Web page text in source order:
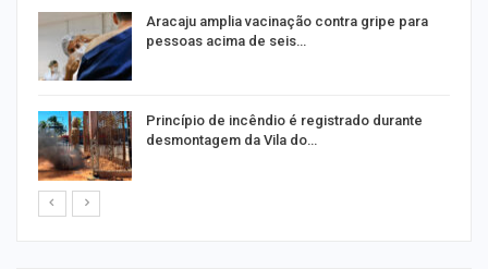
Aracaju amplia vacinação contra gripe para
pessoas acima de seis…
Princípio de incêndio é registrado durante
desmontagem da Vila do…